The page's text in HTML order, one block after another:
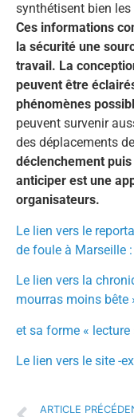
synthétisent bien
Ces informations
la sécurité une
travail. La
peuvent être
phénomènes
peuvent survenir
des déplacements
déclenchement
anticiper est une
organisateurs.
Le lien vers le
de foule à Marseille :
Le lien vers la
mourras moins bête
et sa forme «
Le lien vers le site -
ARTICLE